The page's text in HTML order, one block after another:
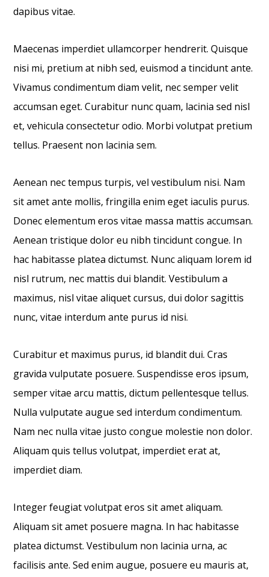
dapibus vitae.
Maecenas imperdiet ullamcorper hendrerit. Quisque
nisi mi, pretium at nibh sed, euismod a tincidunt ante.
Vivamus condimentum diam velit, nec semper velit
accumsan eget. Curabitur nunc quam, lacinia sed nisl
et, vehicula consectetur odio. Morbi volutpat pretium
tellus. Praesent non lacinia sem.
Aenean nec tempus turpis, vel vestibulum nisi. Nam
sit amet ante mollis, fringilla enim eget iaculis purus.
Donec elementum eros vitae massa mattis accumsan.
Aenean tristique dolor eu nibh tincidunt congue. In
hac habitasse platea dictumst. Nunc aliquam lorem id
nisl rutrum, nec mattis dui blandit. Vestibulum a
maximus, nisl vitae aliquet cursus, dui dolor sagittis
nunc, vitae interdum ante purus id nisi.
Curabitur et maximus purus, id blandit dui. Cras
gravida vulputate posuere. Suspendisse eros ipsum,
semper vitae arcu mattis, dictum pellentesque tellus.
Nulla vulputate augue sed interdum condimentum.
Nam nec nulla vitae justo congue molestie non dolor.
Aliquam quis tellus volutpat, imperdiet erat at,
imperdiet diam.
Integer feugiat volutpat eros sit amet aliquam.
Aliquam sit amet posuere magna. In hac habitasse
platea dictumst. Vestibulum non lacinia urna, ac
facilisis ante. Sed enim augue, posuere eu mauris at,